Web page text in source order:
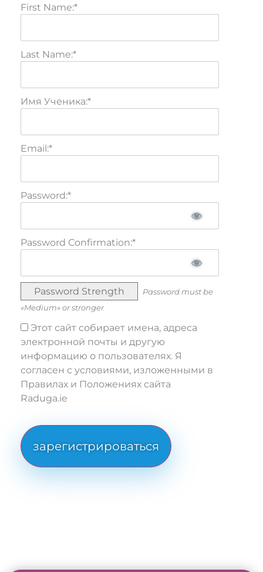
First Name:*
Last Name:*
Имя Ученика:*
Email:*
Password:*
Password Confirmation:*
Password Strength
Password must be
«Medium» or stronger
Этот сайт собирает имена, адреса
электронной почты и другую
информацию о пользователях. Я
согласен с условиями, изложенными в
Правилах и Положениях сайта
Raduga.ie
No val